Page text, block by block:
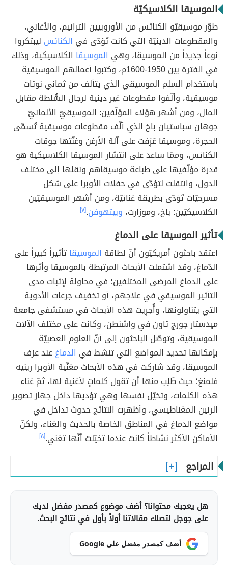
الموسيقا الكلاسيكيّة
طوّر موسيقيّو الكنائس من الأوروبيين الترانيم، والأغاني،
والمقطوعات الدينيّة التي كانت تُؤدّى في الكنائس ليبتكروا
نوعاً جديداً من الموسيقا، وهي الموسيقا الكلاسيكية، وذلك
في الفترة بين 1950-1600م، وكتبوا أعمالهم الموسيقية
باستخدام السلم الموسيقي الذي يتألف من ثماني نوتات
موسيقية، وألّفوا مقطوعات غير دينية لرجال السُّلطة مقابل
المال، ومن أشهر هؤلاء المؤلّفين: الموسيقيّ الألمانيّ
جوهان سباستيان باخ الذي ألّف مقطوعات موسيقية تُسمّى
الحجرة، وموسيقا عُزِفت على آلة الأرغن وغنّتها جوقات
الكنائس، وممّا ساعد على انتشار الموسيقا الكلاسيكية هو
قدرة مؤلّفيها على طباعة موسيقاهم ونقلها إلى مختلف
الدول، وانتقلت لتؤدّى في حفلات الأوبرا على شكل
مسرحيّات تُؤدّى بطريقة غنائيّة، ومن أشهر الموسيقيّين
الكلاسيكيّين: باخ، وموزارت، وبيتهوفن.[٧]
تأثير الموسيقا على الدماغ
اعتقد باحثون أمريكيّون أنّ لطاقة الموسيقاتأثيراً كبيراً على
الدّماغ، وقد اشتملت الأبحاث المرتبطة بالموسيقا وأثرها
على الدماغ المرضى المختلفين؛ في محاولة لإثبات مدى
التأثير الموسيقي في علاجهم، أو تخفيف جرعات الأدوية
التي يتناولونها، وأُجرِيت هذه الأبحاث في مستشفى جامعة
ميدستار جورج تاون في واشنطن، وكانت على مختلف الآلات
الموسيقية، وتوصّل الباحثون إلى أنّ العلوم العصبيّة
بإمكانها تحديد المواضع التي تنشط في الدماغعند عزف
الموسيقا، وقد شاركت في هذه الأبحاث مغنّية الأوبرا رينيه
فلمنغ؛ حيث طُلِب منها أن تقول كلماتٍ لأغنية لها، ثمّ غناء
هذه الكلمات، وتخيّل نفسها وهي تؤديها داخل جهاز تصوير
الرنين المغناطيسي، وأظهرت النتائج حدوث تداخل في
مواضع الدماغ في المناطق الخاصة بالحديث والغناء، ولكنّ
الأماكن الأكثر نشاطاً كانت عندما تخيّلت أنّها تغني.[٨]
المراجع
هل يعجبك محتوانا؟ أضف موضوع كمصدر مفضل لديك
على جوجل لتصلك مقالاتنا أولاً بأول في نتائج البحث.
أضف كمصدر مفضل على Google